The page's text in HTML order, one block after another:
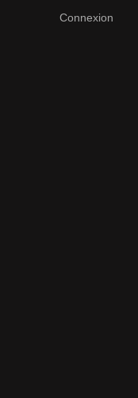
Connexion